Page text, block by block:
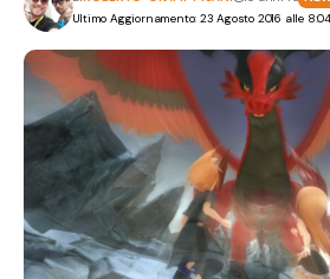
Ultimo Aggiornamento: 23 Agosto 2016 alle